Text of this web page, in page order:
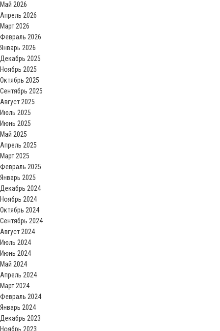
Май 2026
Апрель 2026
Март 2026
Февраль 2026
Январь 2026
Декабрь 2025
Ноябрь 2025
Октябрь 2025
Сентябрь 2025
Август 2025
Июль 2025
Июнь 2025
Май 2025
Апрель 2025
Март 2025
Февраль 2025
Январь 2025
Декабрь 2024
Ноябрь 2024
Октябрь 2024
Сентябрь 2024
Август 2024
Июль 2024
Июнь 2024
Май 2024
Апрель 2024
Март 2024
Февраль 2024
Январь 2024
Декабрь 2023
Ноябрь 2023